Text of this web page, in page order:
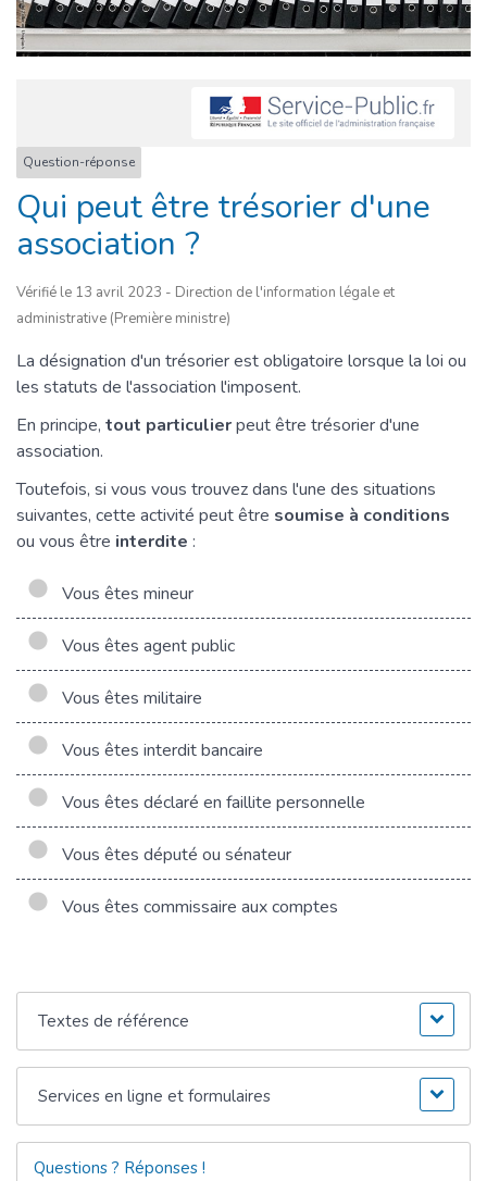
Question-réponse
Qui peut être trésorier d'une
association ?
Vérifié le 13 avril 2023 - Direction de l'information légale et
administrative (Première ministre)
La désignation d'un trésorier est obligatoire lorsque la loi ou
les statuts de l'association l'imposent.
En principe, tout particulierpeut être trésorier d'une
association.
Toutefois, si vous vous trouvez dans l'une des situations
suivantes, cette activité peut être soumise à conditions
ou vous être interdite :
Vous êtes mineur
Vous êtes agent public
Vous êtes militaire
Vous êtes interdit bancaire
Vous êtes déclaré en faillite personnelle
Vous êtes député ou sénateur
Vous êtes commissaire aux comptes
Textes de référence
Services en ligne et formulaires
Questions ? Réponses !